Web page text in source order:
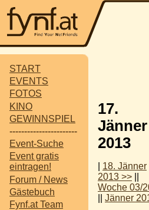
START
EVENTS
FOTOS
KINO
GEWINNSPIEL
-----------------------
Event-Suche
Event gratis
eintragen!
Forum / News
Gästebuch
Fynf.at Team
17.
Jänner
2013
18. Jänner
2013 >>
Woche 03/
Jänner